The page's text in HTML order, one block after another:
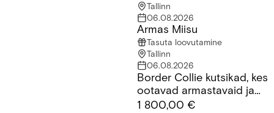
Tallinn
06.08.2026
Armas Miisu
Tasuta loovutamine
Tallinn
06.08.2026
Border Collie kutsikad, kes ootavad armastavaid ja
Border Collie kutsikad, kes
ootavad armastavaid ja
vastutustundlikke peresid.
1 800,00 €